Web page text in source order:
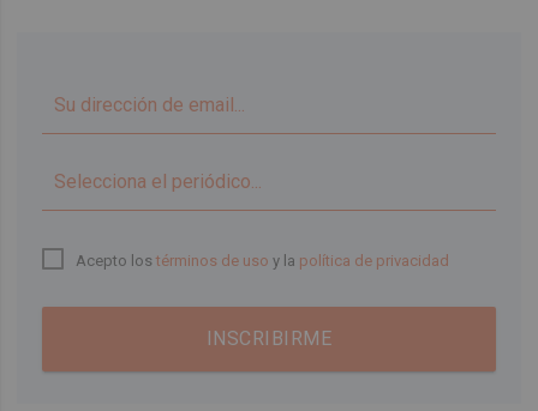
Acepto lostérminos de uso y la política de privacidad
INSCRIBIRME